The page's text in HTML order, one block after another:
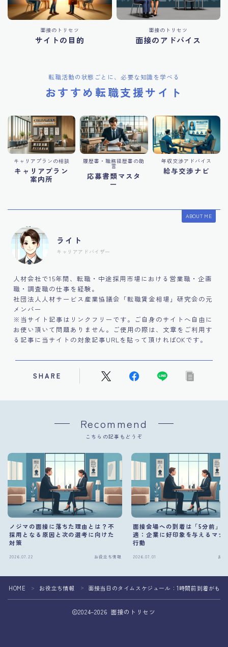
面接のトリセツ
サイトの目的
面接のトリセツ
面接のアドバイス
転職活動の状態ごとに、必要な知識を学べる
おすすめ転職支援サイト
キャリアプランの相談
キャリアプラン
案内所
履歴書・職務経歴書の助
言
応募書類マスタ
ー
年収交渉アドバイス
給与交渉ナビ
ABOUT ME
ライト
キャリアアドバイザー
人材会社で15年間、転職・中途採用市場における営業職・企画
職・調査職の仕事を経験。
社団法人人材サービス産業協議会「転職賃金相場」研究会の元
メンバー
※当サイト記事はリンクフリーです。ご自身のサイトへ自由に
お使い頂いて問題ありません。ご使用の際は、文章をご利用す
る記事に当サイトの対象記事URLを貼って頂ければOKです。
SHARE
Recommend
こちらの記事もどうぞ
ノジマの面接に落ちた理由とは？不
採用となる原因と次の選考に向けた
対策
2026.07.22 お役立ち情報
面接会場への到着は「5分前」
適：企業に好印象を与えるマナ
行動
2026.07.01 お
HOME ＞ お役立ち情報 ＞ 面接当日のタイムスケジュール：1時間前到着がも
2024–2026 面接のトリセツ